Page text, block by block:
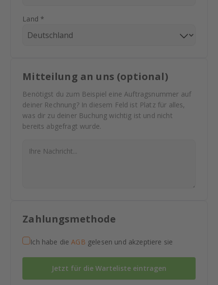
Land *
Mitteilung an uns (optional)
Benötigst du zum Beispiel eine Auftragsnummer auf
deiner Rechnung? In diesem Feld ist Platz für alles,
was dir zu deiner Buchung wichtig ist und nicht
bereits abgefragt wurde.
Zahlungsmethode
Ich habe dieAGB gelesen und akzeptiere sie
Jetzt für die Warteliste eintragen